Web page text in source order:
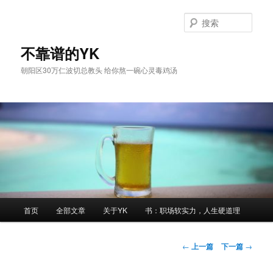
不靠谱的YK
朝阳区30万仁波切总教头 给你熬一碗心灵毒鸡汤
索
首页 全部文章 关于YK 书：职场软实力，人生硬道理
文← 上一篇 下一篇 →